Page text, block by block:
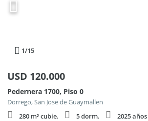
1/15
USD 120.000
Pedernera 1700, Piso 0
Dorrego, San Jose de Guaymallen
280 m² cubie.
5 dorm.
2025 años